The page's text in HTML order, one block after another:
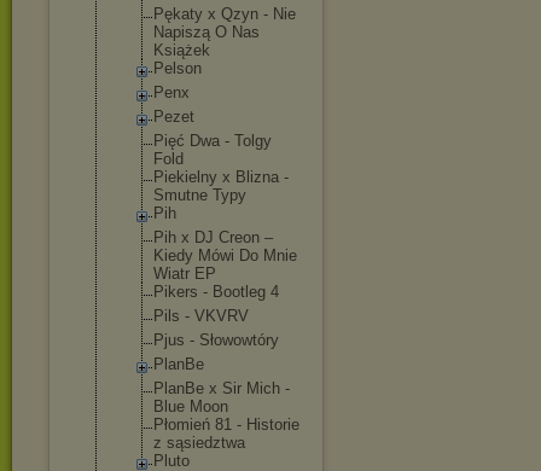
Pękaty x Qzyn - Nie
Napiszą O Nas
Książek
Pelson
Penx
Pezet
Pięć Dwa - Tolgy
Fold
Piekielny x Blizna -
Smutne Typy
Pih
Pih x DJ Creon –
Kiedy Mówi Do Mnie
Wiatr EP
Pikers - Bootleg 4
Pils - VKVRV
Pjus - Słowowtóry
PlanBe
PlanBe x Sir Mich -
Blue Moon
Płomień 81 - Historie
z sąsiedztwa
Pluto